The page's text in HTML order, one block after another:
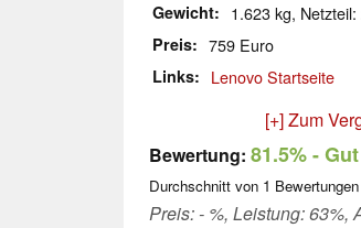
Gewicht 1.623 kg, Netzteil:
Preis 759 Euro
Links Lenovo Startseite
[+] Zum
Bewertung: 81.5%- Gut
Durchschnitt von 1
Preis: - %, Leistung: 63%,